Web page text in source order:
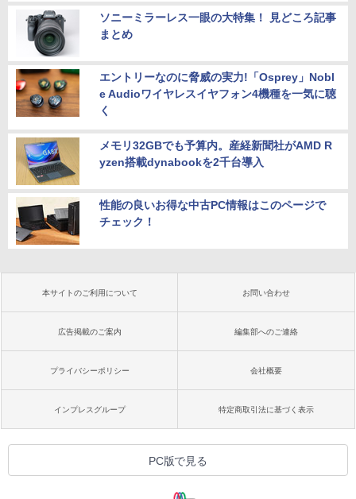
ソニーミラーレス一眼の大特集！ 見どころ記事
まとめ
エントリーなのに脅威の実力!「Osprey」Nobl
e Audioワイヤレスイヤフォン4機種を一気に聴
く
メモリ32GBでも予算内。産経新聞社がAMD R
yzen搭載dynabookを2千台導入
性能の良いお得な中古PC情報はこのページで
チェック！
本サイトのご利用について お問い合わせ
広告掲載のご案内 編集部へのご連絡
プライバシーポリシー 会社概要
インプレスグループ 特定商取引法に基づく表示
PC版で見る